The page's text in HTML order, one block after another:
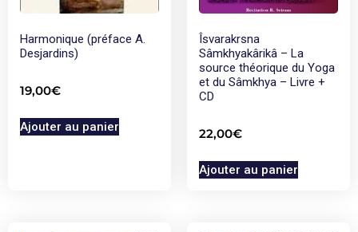
Harmonique (préface A.
Desjardins)
19,00€
Ajouter au panier
Îsvarakrsna
Sâmkhyakârikâ – La
source théorique du Yoga
et du Sâmkhya – Livre +
CD
22,00€
Ajouter au panier